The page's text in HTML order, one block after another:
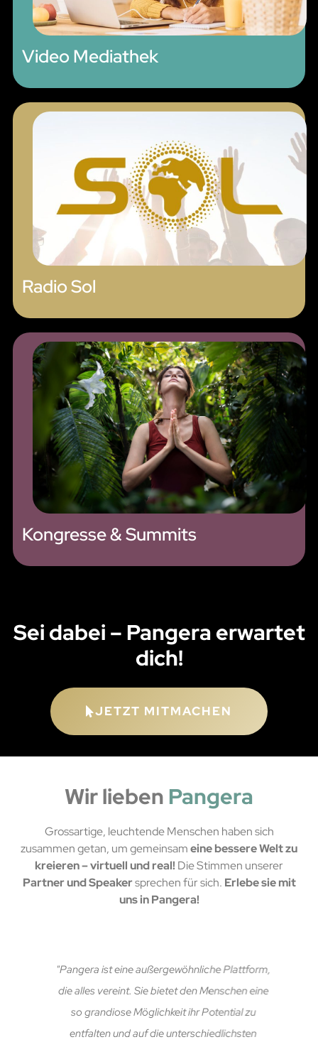
Video Mediathek
Radio Sol
Kongresse & Summits
Sei dabei – Pangera erwartet
dich!
JETZT MITMACHEN
Wir lieben Pangera
Grossartige, leuchtende Menschen haben sich
zusammen getan, um gemeinsameine bessere Welt zu
kreieren – virtuell und real! Die Stimmen unserer
Partner und Speakersprechen für sich. Erlebe sie mit
uns in Pangera!
"Pangera ist eine außergewöhnliche Plattform,
die alles vereint. Sie bietet den Menschen eine
so grandiose Möglichkeit ihr Potential zu
entfalten und auf die unterschiedlichsten